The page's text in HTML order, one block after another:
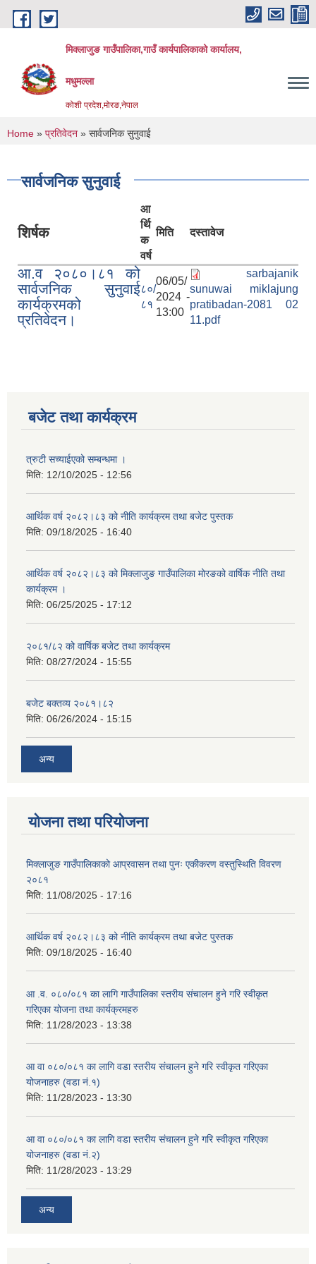
Skip to main content
मिक्लाजुङ गाउँपालिका,गाउँ कार्यपालिकाको कार्यालय,
मधुमल्ला
कोशी प्रदेश,मोरङ,नेपाल
You are here
Home » प्रतिवेदन » सार्वजनिक सुनुवाई
सार्वजनिक सुनुवाई
शिर्षक
आ
र्थि
क
वर्ष
मिति दस्तावेज
आ.व २०८०।८१ को
सार्वजनिक सुनुवाई
कार्यक्रमको
प्रतिवेदन।
८०/
८१
06/05/
2024 -
13:00
sarbajanik
sunuwai miklajung
pratibadan-2081 02
11.pdf
बजेट तथा कार्यक्रम
त्रुटी सच्याईएको सम्बन्धमा ।
मिति: 12/10/2025 - 12:56
आर्थिक वर्ष २०८२।८३ को नीति कार्यक्रम तथा बजेट पुस्तक
मिति: 09/18/2025 - 16:40
आर्थिक वर्ष २०८२।८३ को मिक्लाजुङ गाउँपालिका मोरङको वार्षिक नीति तथा
कार्यक्रम ।
मिति: 06/25/2025 - 17:12
२०८१/८२ को वार्षिक बजेट तथा कार्यक्रम
मिति: 08/27/2024 - 15:55
बजेट बक्तव्य २०८१।८२
मिति: 06/26/2024 - 15:15
अन्य
योजना तथा परियोजना
मिक्लाजुङ गाउँपालिकाको आप्रवासन तथा पुनः एकीकरण वस्तुस्थिति विवरण
२०८१
मिति: 11/08/2025 - 17:16
आर्थिक वर्ष २०८२।८३ को नीति कार्यक्रम तथा बजेट पुस्तक
मिति: 09/18/2025 - 16:40
आ .व. ०८०/०८१ का लागि गाउँपालिका स्तरीय संचालन हुने गरि स्वीकृत
गरिएका योजना तथा कार्यक्रमहरु
मिति: 11/28/2023 - 13:38
आ वा ०८०/०८१ का लागि वडा स्तरीय संचालन हुने गरि स्वीकृत गरिएका
योजनाहरु (वडा नं.१)
मिति: 11/28/2023 - 13:30
आ वा ०८०/०८१ का लागि वडा स्तरीय संचालन हुने गरि स्वीकृत गरिएका
योजनाहरु (वडा नं.२)
मिति: 11/28/2023 - 13:29
अन्य